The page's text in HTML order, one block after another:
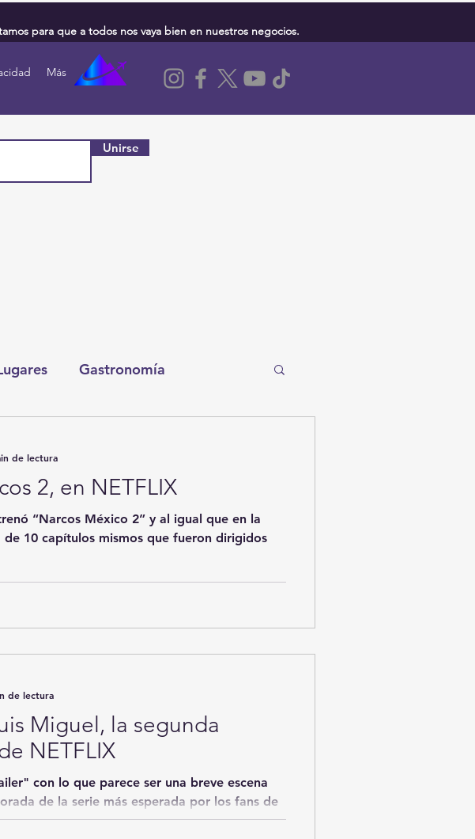
para que a todos nos vaya bien en nuestros negocios.
Más
Unirse
Gastronomía
Tecnología
2, en NETFLIX
“Narcos México 2” y al igual que en la
10 capítulos mismos que fueron dirigidos
de lectura
Miguel, la segunda
NETFLIX
con lo que parece ser una breve escena
de la serie más esperada por los fans de
de lectura